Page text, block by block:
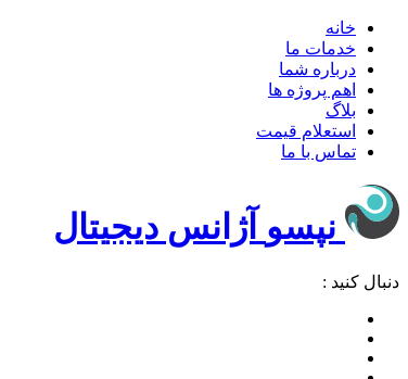
خانه
خدمات ما
درباره شما
اهم پروژه ها
بلاگ
استعلام قیمت
تماس با ما
نپسو آژانس دیجیتال
دنبال کنید :